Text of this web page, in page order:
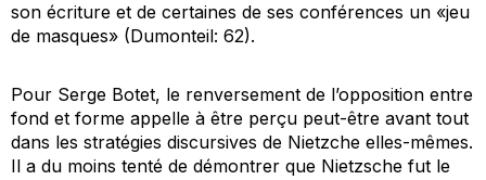
son écriture et de certaines de ses conférences un «jeu
de masques» (Dumonteil: 62).
Pour Serge Botet, le renversement de l’opposition entre
fond et forme appelle à être perçu peut-être avant tout
dans les stratégies discursives de Nietzche elles-mêmes.
Il a du moins tenté de démontrer que Nietzsche fut le